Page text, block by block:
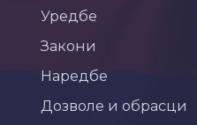
Уредбе
Закони
Наредбе
Дозволе и обрасци